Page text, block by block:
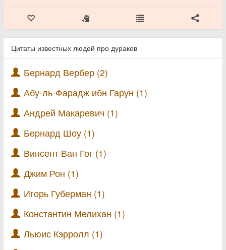
Цитаты известных людей про дураков
Бернард Вербер (2)
Абу-ль-Фарадж ибн Гарун (1)
Андрей Макаревич (1)
Бернард Шоу (1)
Винсент Ван Гог (1)
Джим Рон (1)
Игорь Губерман (1)
Константин Мелихан (1)
Льюис Кэрролл (1)